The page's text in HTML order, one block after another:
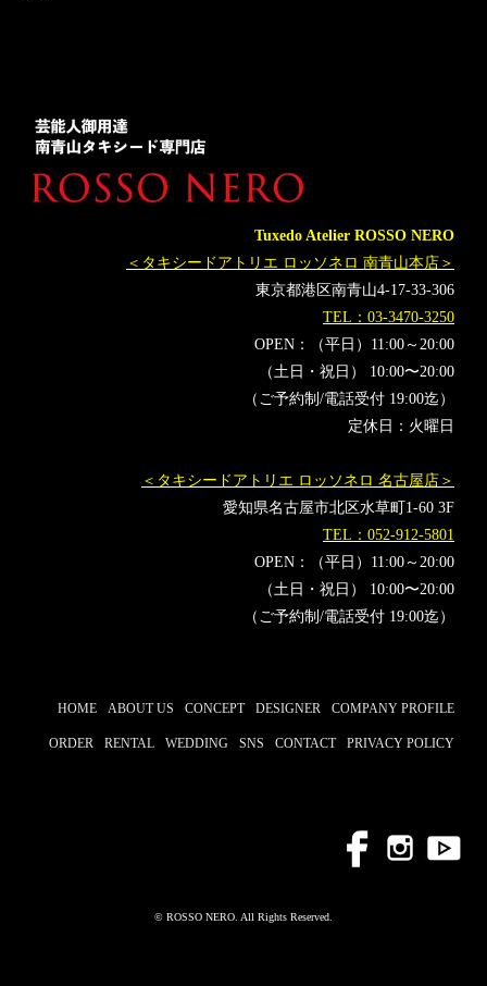
レンタルタキシード名古屋
タキシードオーダー東京
タキシード靴 青山 神奈川 ミラノコレクション
MilanoCollection womentuxedo
Tuxedo Atelier ROSSO NERO
＜タキシードアトリエ ロッソネロ 南青山本店＞
東京都港区南青山4-17-33-306
TEL：03-3470-3250
OPEN：（平日）11:00～20:00
（土日・祝日） 10:00〜20:00
（ご予約制/電話受付 19:00迄）
定休日：火曜日
＜タキシードアトリエ ロッソネロ 名古屋店＞
愛知県名古屋市北区水草町1-60 3F
TEL：052-912-5801
OPEN：（平日）11:00～20:00
（土日・祝日） 10:00〜20:00
（ご予約制/電話受付 19:00迄）
HOME ABOUT US CONCEPT DESIGNER COMPANY PROFILE
ORDER RENTAL WEDDING SNS CONTACT PRIVACY POLICY
© ROSSO NERO. All Rights Reserved.